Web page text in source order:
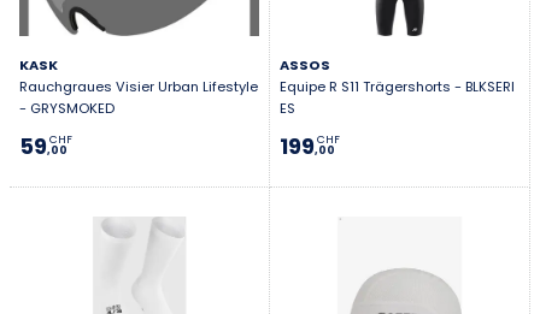
KASK
Rauchgraues Visier Urban Lifestyle
- GRYSMOKED
59,00
CHF
ASSOS
Equipe R S11 Trägershorts - BLKSERI
ES
199,00
CHF